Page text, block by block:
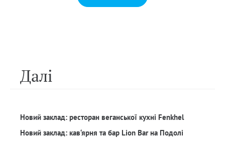
Далi
Новий заклад: ресторан веганської кухні Fenkhel
Новий заклад: кав‘ярня та бар Lion Bar на Подолі